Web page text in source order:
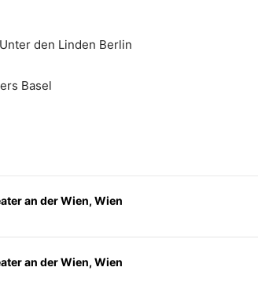
den Linden Berlin
Basel
an der Wien, Wien
an der Wien, Wien